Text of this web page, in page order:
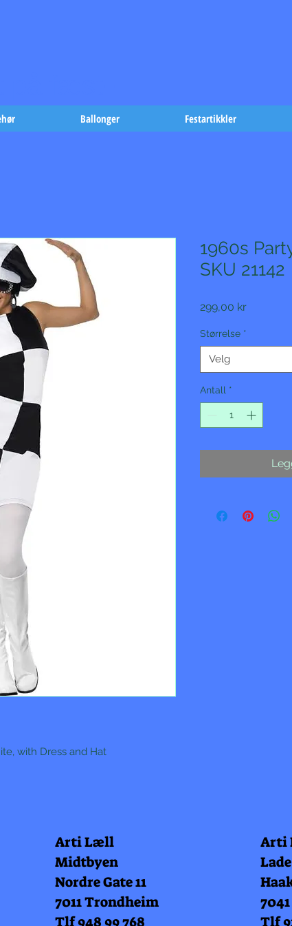
Ballonger Festartikkler
with Dress and Hat
1960s
SKU 21142
299,00 krPris
Størrelse *
Velg
Antall *
Arti Læll
Midtbyen
Nordre Gate 11
7011 Trondheim
Tlf 948 99 768
Arti
Tlf